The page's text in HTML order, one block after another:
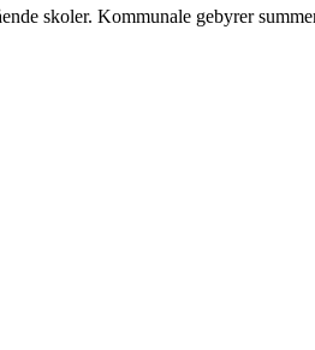
skoler. Kommunale gebyrer